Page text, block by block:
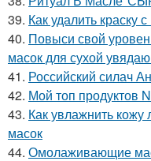
39. Как удалить краску
40. Повыси свой
масок для сухой
41. Российский силач
42. Мой топ продуктов
43. Как увлажнить
масок
44. Омолаживающие